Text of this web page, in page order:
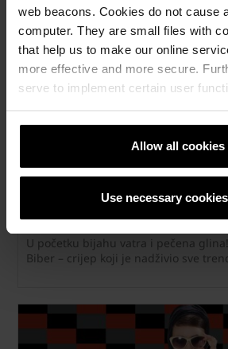
web beacons. Cookies do not cause
computer. They are small files with
that help us to make our online
more effective and more secure.
serve to implement certain user
Allow all cookies
Use necessary
Trendovi gradnje dolaze i
istinski klasik kao Biber
U početku bijahu vatra i pečena
Biber – crijep koji je nadživio sve